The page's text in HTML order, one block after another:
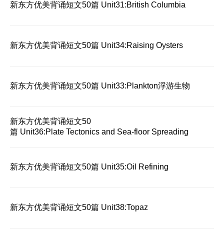
新东方优美背诵短文50篇 Unit31:British Columbia
新东方优美背诵短文50篇 Unit34:Raising Oysters
新东方优美背诵短文50篇 Unit33:Plankton浮游生物
新东方优美背诵短文50
篇 Unit36:Plate Tectonics and Sea-floor Spreading
新东方优美背诵短文50篇 Unit35:Oil Refining
新东方优美背诵短文50篇 Unit38:Topaz